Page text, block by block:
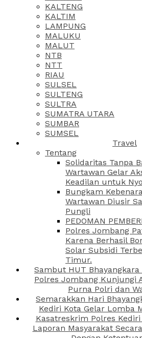
KALTENG
KALTIM
LAMPUNG
MALUKU
MALUT
NTB
NTT
RIAU
SULSEL
SULTENG
SULTRA
SUMATRA UTARA
SUMBAR
SUMSEL
Travel
Tentang
Solidaritas Tanpa
Wartawan Gelar
Keadilan untuk
Bungkam
Wartawan Diusir
Pungli
PEDOMAN
Polres Jombang
Karena Berhasil
Solar Subsidi
Timur.
Sambut HUT
Polres Jombang Kunjungi
Purna Polri dan
Semarakkan Hari
Kediri Kota Gelar Lomba
Kasatreskrim Polres
Laporan Masyarakat